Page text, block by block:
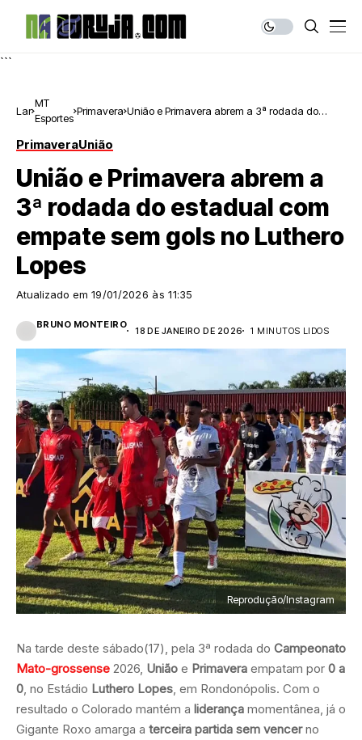
```
Lar
MT
Esportes
Primavera União e Primavera abrem a 3ª rodada do
PrimaveraUnião
União e Primavera abrem a
3ª rodada do estadual com
empate sem gols no Luthero
Lopes
Atualizado em 19/01/2026 às 11:35
BRUNO MONTEIRO
18 DE JANEIRO DE 2026 1 MINUTOS LIDOS
Reprodução/Instagram
Na tarde deste sábado(17), pela 3ª rodada do Campeonato
Mato-grossense 2026, União e Primavera empatam por 0 a
0 , no Estádio Luthero Lopes , em Rondonópolis. Com o
resultado o Colorado mantém a liderança momentânea, já o
Gigante Roxo amarga a terceira partida sem vencerno